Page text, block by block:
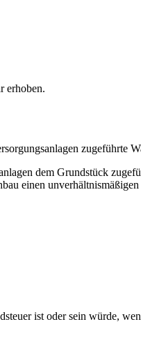
erhoben.
zugeführte
dem Grundstück
einen
ist oder sein würde,